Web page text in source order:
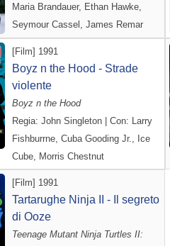
Maria Brandauer, Ethan Hawke,
Seymour Cassel, James Remar
[Film] 1991
Boyz n the Hood - Strade
violente
Boyz n the Hood
Regia: John Singleton | Con: Larry
Fishburrne, Cuba Gooding Jr., Ice
Cube, Morris Chestnut
[Film] 1991
Tartarughe Ninja II - Il segreto
di Ooze
Teenage Mutant Ninja Turtles II: